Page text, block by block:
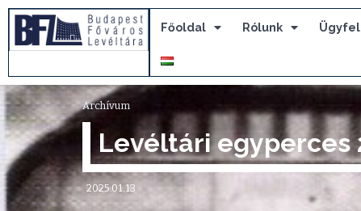
Főoldal Rólunk
Archívum
Levéltári egyperces
2025.01.13